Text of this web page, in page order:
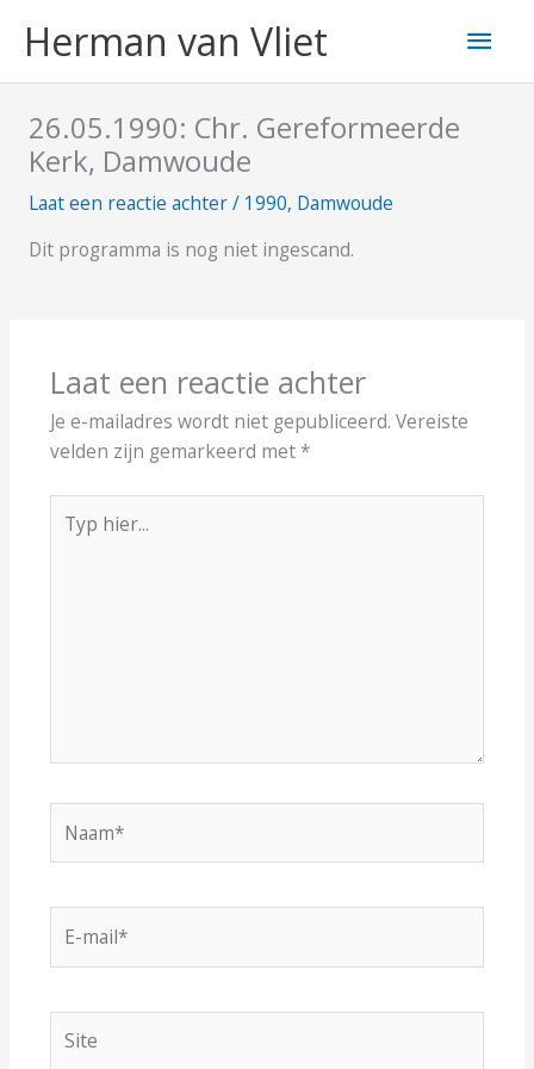
naarHerman van Vliet
26.05.1990: Chr. Gereformeerde
Kerk, Damwoude
Laat een reactie achter/ 1990, Damwoude
Dit programma is nog niet ingescand.
Laat een reactie achter
Je e-mailadres wordt niet gepubliceerd. Vereiste
velden zijn gemarkeerd met*
hier...
mail*